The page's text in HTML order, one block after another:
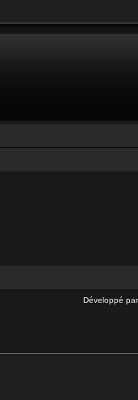
Développé par